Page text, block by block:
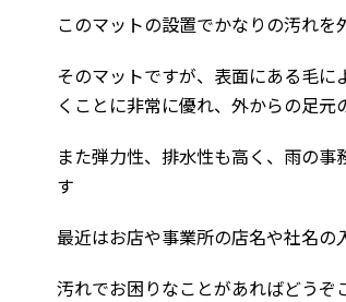
このマットの設置でかなりの汚れ
そのマットですが、表面にある毛
くことに非常に優れ、外からの足元
また弾力性、排水性も高く、雨の
す
最近はお店や事業所の店名や社名の
汚れでお困りなことがあればどうぞ